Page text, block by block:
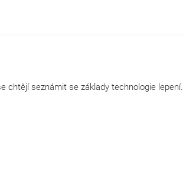
chtějí seznámit se základy technologie lepení.